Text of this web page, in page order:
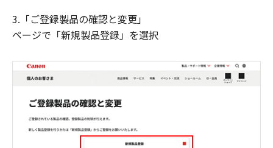
3.「ご登録製品の確認と変更」
ページで「新規製品登録」を選択